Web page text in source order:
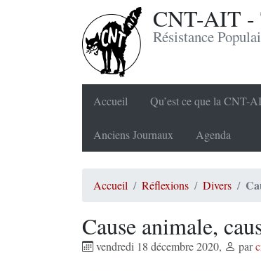
CNT-AIT -
Résistance
Accueil Qu’est ce que la CNT-
Anciens Journaux Agenda
Accueil Réflexions Divers
Cause animale,
vendredi 18 décembre 2020, par